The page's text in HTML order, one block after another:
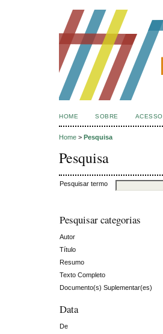
HOME SOBRE ACESSO
Home > Pesquisa
Pesquisa
Pesquisar termo
Pesquisar categorias
Autor
Título
Resumo
Texto Completo
Documento(s) Suplementar(es)
Data
De